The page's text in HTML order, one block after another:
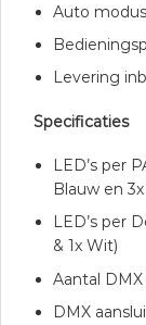
Auto
Levering
Specificaties
LED’s per
Blauw en
LED’s per
& 1x Wit)
Aantal DMX
DMX